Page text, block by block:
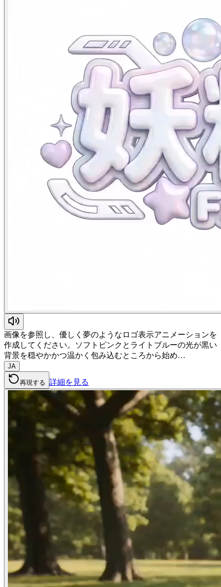
画像を参照し、優しく夢のようなロゴ表示アニメーションを
作成してください。ソフトピンクとライトブルーの光が黒い
背景を穏やかかつ温かく包み込むところから始め…
JA
再現する 詳細を見る